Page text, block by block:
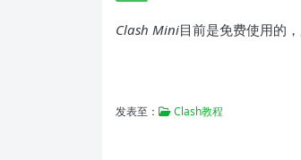
Clash Mini目前是免费使用的
发表至： Clash教程